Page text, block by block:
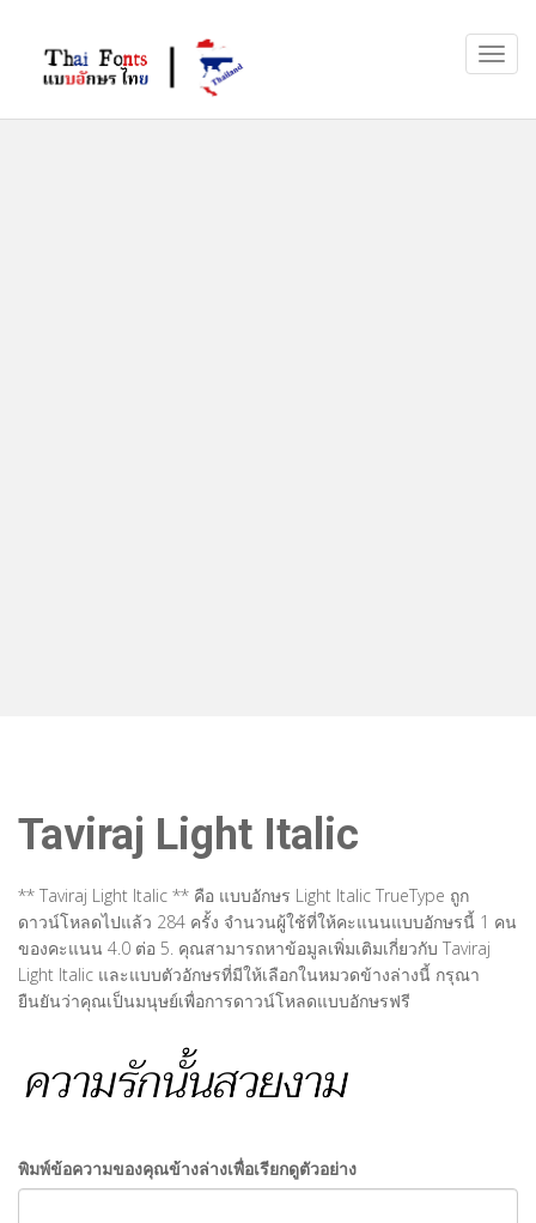
Taviraj Light Italic
** Taviraj Light Italic ** คือ แบบอักษร Light Italic TrueType ถูก
ดาวน์โหลดไปแล้ว 284 ครั้ง จำนวนผู้ใช้ที่ให้คะแนนแบบอักษรนี้ 1 คน
ของคะแนน 4.0 ต่อ 5. คุณสามารถหาข้อมูลเพิ่มเติมเกี่ยวกับ Taviraj
Light Italic และแบบตัวอักษรที่มีให้เลือกในหมวดข้างล่างนี้ กรุณา
ยืนยันว่าคุณเป็นมนุษย์เพื่อการดาวน์โหลดแบบอักษรฟรี
พิมพ์ข้อความของคุณข้างล่างเพื่อเรียกดูตัวอย่าง